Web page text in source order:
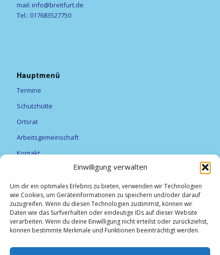
Einwilligung verwalten
Um dir ein optimales Erlebnis zu bieten, verwenden wir Technologien
wie Cookies, um Geräteinformationen zu speichern und/oder darauf
zuzugreifen. Wenn du diesen Technologien zustimmst, können wir
Daten wie das Surfverhalten oder eindeutige IDs auf dieser Website
verarbeiten. Wenn du deine Einwilligung nicht erteilst oder zurückziehst,
können bestimmte Merkmale und Funktionen beeinträchtigt werden.
mail: info@breitfurt.de
Tel.: 017683527750
Hauptmenü
Termine
Schutzhütte
Ortsrat
Arbeitsgemeinschaft
Kontakt
Feuerwehr
Förderverein Alexanderturm
Obst- und Gartenbauverein Breitfurt e.V.